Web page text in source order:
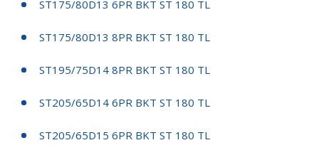
ST175/80D13 6PR BKT ST 180 TL
ST175/80D13 8PR BKT ST 180 TL
ST195/75D14 8PR BKT ST 180 TL
ST205/65D14 6PR BKT ST 180 TL
ST205/65D15 6PR BKT ST 180 TL